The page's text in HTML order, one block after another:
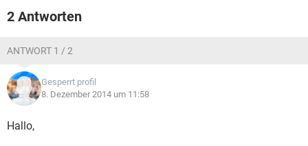
2 Antworten
ANTWORT 1 / 2
Gesperrt profil
8. Dezember 2014 um 11:58
Hallo,